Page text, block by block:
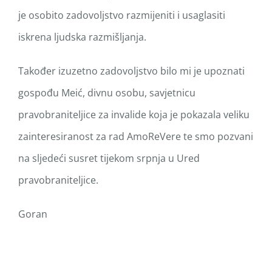
je osobito zadovoljstvo razmijeniti i usaglasiti
iskrena ljudska razmišljanja.
Također izuzetno zadovoljstvo bilo mi je upoznati
gospođu Meić, divnu osobu, savjetnicu
pravobraniteljice za invalide koja je pokazala veliku
zainteresiranost za rad AmoReVere te smo pozvani
na sljedeći susret tijekom srpnja u Ured
pravobraniteljice.
Goran